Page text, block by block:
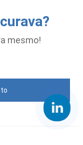
mesmo!